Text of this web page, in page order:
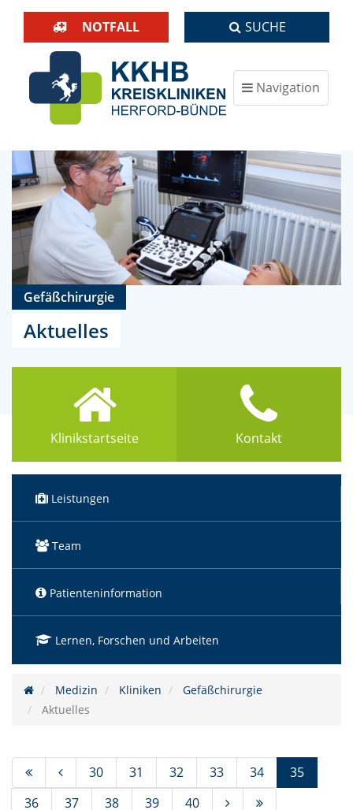
NOTFALL SUCHE
Navigation
ein-/ausblenden
Gefäßchirurgie
Aktuelles
Klinikstartseite Kontakt
Leistungen
Team
Patienteninformation
Lernen, Forschen und Arbeiten
Medizin Kliniken
Gefäßchirurgie
Aktuelles
30 31 32 33 34 35
36
37 38 39 40